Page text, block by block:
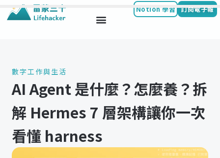
Notion 學習 訂閱電子報
數字工作與生活
AI Agent 是什麼？怎麼養？拆
解 Hermes 7 層架構讓你一次
看懂 harness